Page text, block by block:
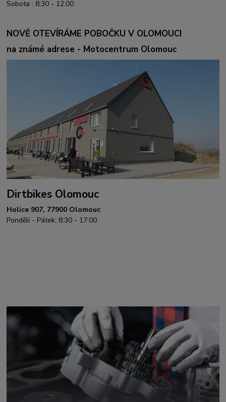
Sobota : 8:30 - 12:00
NOVĚ OTEVÍRÁME POBOČKU V OLOMOUCI
na známé adrese - Motocentrum Olomouc
Dirtbikes Olomouc
Holice 907, 77900 Olomouc
Pondělí - Pátek: 8:30 - 17:00